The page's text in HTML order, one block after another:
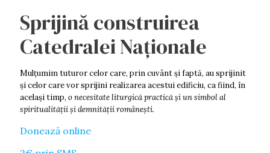
Sprijină construirea
Catedralei Naționale
Mulţumim tuturor celor care, prin cuvânt şi faptă, au sprijinit
şi celor care vor sprijini realizarea acestui edificiu, ca fiind, în
acelaşi timp, o necesitate liturgică practică şi un simbol al
spiritualităţii şi demnității româneşti.
Donează online